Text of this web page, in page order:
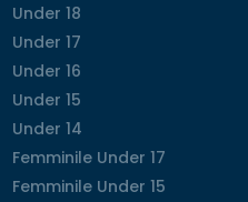
Under 18
Under 18
Under 17
Under 17
Under 16
Under 16
Under 15
Under 15
Under 14
Under 14
Femminile Under 17
Femminile Under 17
Femminile Under 15
Femminile Under 15